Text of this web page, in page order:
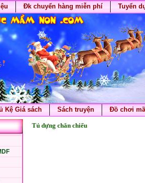
Đk chuyển hàng miễn phí Tuyển
Kệ Giá sách Sách truyện Đồ chơi
Tủ dựng chăn chiếu